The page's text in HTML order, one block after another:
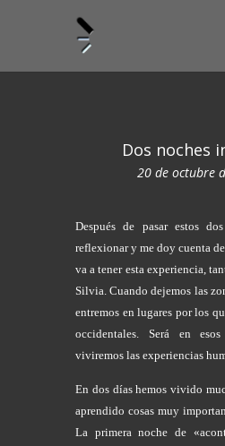
Dos noches
20 de octubre
Después de pasar estos
reflexionar y me doy cuenta
va a tener esta experiencia,
Silvia. Cuando dejemos las
entremos en lugares por los
occidentales. Será en
viviremos las experiencias
En dos días hemos vivido
aprendido cosas muy
La primera noche de